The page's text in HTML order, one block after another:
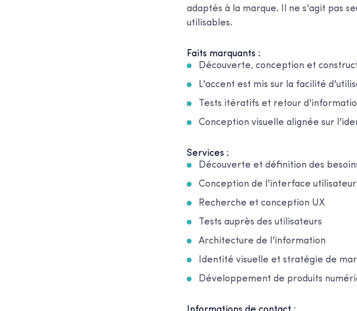
adaptés à la marque. Il ne s'agit pas
utilisables.
Faits marquants :
Découverte, conception et
L'accent est mis sur la facilité
Tests itératifs et retour
Conception visuelle alignée sur
Services :
Découverte et définition des
Conception de l'interface utilisateur
Recherche et conception UX
Tests auprès des utilisateurs
Architecture de l'information
Identité visuelle et stratégie de
Développement de produits